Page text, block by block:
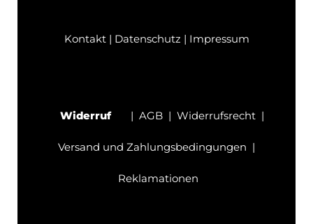
Kontakt| Datenschutz | Impressum
Widerruf | AGB | Widerrufsrecht |
Versand und Zahlungsbedingungen |
Reklamationen